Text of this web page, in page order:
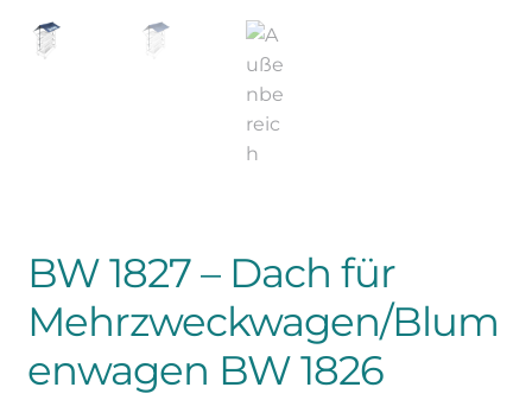
BW 1827 – Dach für
Mehrzweckwagen/Blum
enwagen BW 1826